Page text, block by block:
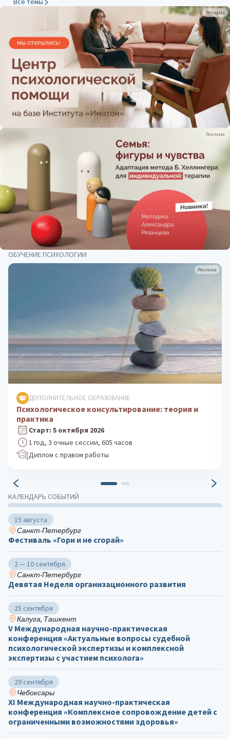
Реклама
Реклама
КАЛЕНДАРЬ СОБЫТИЙ
15 августа
Санкт-Петербург
Фестиваль «Гори и не сгорай»
2 — 10 сентября
Санкт-Петербург
Девятая Неделя организационного развития
25 сентября
Калуга, Ташкент
V Международная научно-практическая
конференция «Актуальные вопросы судебной
психологической экспертизы и комплексной
экспертизы с участием психолога»
29 сентября
Чебоксары
ХΙ Международная научно-практическая
конференция «Комплексное сопровождение детей с
ограниченными возможностями здоровья»
ОБУЧЕНИЕ ПСИХОЛОГИИ
Реклама
ДОПОЛНИТЕЛЬНОЕ ОБРАЗОВАНИЕ
Клиническая психология: практика
психологического консультирования
Старт: 24 августа 2026
1 год, 3 очные сессии, 605 часов
Диплом с правом работы